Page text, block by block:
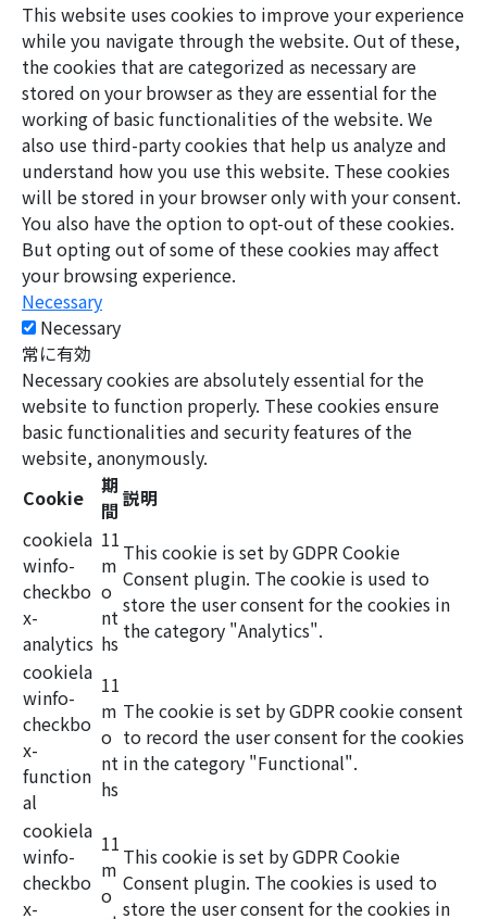
This website uses cookies to improve your experience
while you navigate through the website. Out of these,
the cookies that are categorized as necessary are
stored on your browser as they are essential for the
working of basic functionalities of the website. We
also use third-party cookies that help us analyze and
understand how you use this website. These cookies
will be stored in your browser only with your consent.
You also have the option to opt-out of these cookies.
But opting out of some of these cookies may affect
your browsing experience.
Necessary
Necessary
常に有効
Necessary cookies are absolutely essential for the
website to function properly. These cookies ensure
basic functionalities and security features of the
website, anonymously.
Cookie
期
間 説明
cookiela
winfo-
checkbo
x-
analytics
11
m
o
nt
hs
This cookie is set by GDPR Cookie
Consent plugin. The cookie is used to
store the user consent for the cookies in
the category "Analytics".
cookiela
winfo-
checkbo
x-
function
al
11
m
o
nt
hs
The cookie is set by GDPR cookie consent
to record the user consent for the cookies
in the category "Functional".
cookiela
winfo-
checkbo
x-
11
m
o
This cookie is set by GDPR Cookie
Consent plugin. The cookies is used to
store the user consent for the cookies in